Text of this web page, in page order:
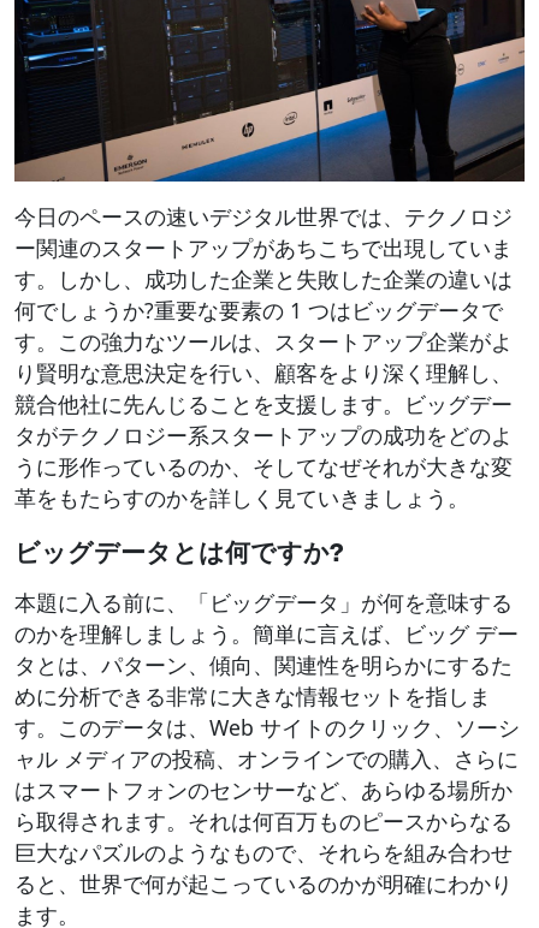
今日のペースの速いデジタル世界では、テクノロジ
ー関連のスタートアップがあちこちで出現していま
す。しかし、成功した企業と失敗した企業の違いは
何でしょうか?重要な要素の 1 つはビッグデータで
す。この強力なツールは、スタートアップ企業がよ
り賢明な意思決定を行い、顧客をより深く理解し、
競合他社に先んじることを支援します。ビッグデー
タがテクノロジー系スタートアップの成功をどのよ
うに形作っているのか、そしてなぜそれが大きな変
革をもたらすのかを詳しく見ていきましょう。
ビッグデータとは何ですか?
本題に入る前に、「ビッグデータ」が何を意味する
のかを理解しましょう。簡単に言えば、ビッグ デー
タとは、パターン、傾向、関連性を明らかにするた
めに分析できる非常に大きな情報セットを指しま
す。このデータは、Web サイトのクリック、ソーシ
ャル メディアの投稿、オンラインでの購入、さらに
はスマートフォンのセンサーなど、あらゆる場所か
ら取得されます。それは何百万ものピースからなる
巨大なパズルのようなもので、それらを組み合わせ
ると、世界で何が起こっているのかが明確にわかり
ます。